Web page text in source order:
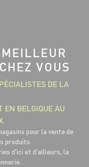
VOUS
DE LA
EN BELGIQUE AU
pour la vente de
produits
d'ici et d'ailleurs, la